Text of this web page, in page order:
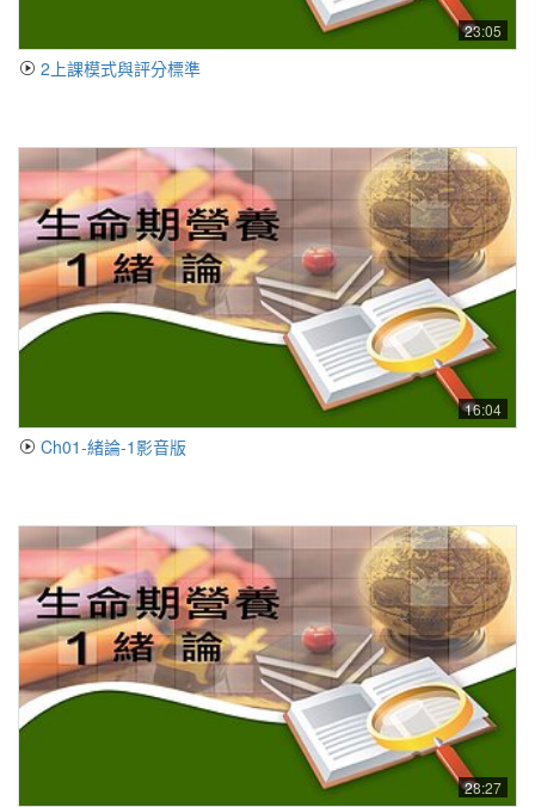
23:05
2上課模式與評分標準
16:04
Ch01-緒論-1影音版
28:27